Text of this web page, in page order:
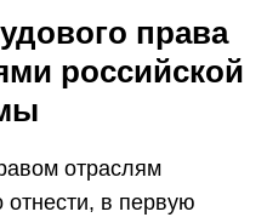
права
российской
отраслям
отнести, в первую